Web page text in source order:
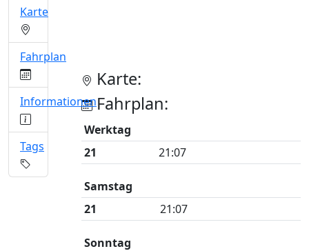
Karte:
Fahrplan:
Werktag
21
21:07
Samstag
21
21:07
Sonntag
Karte
Fahrplan
Informationen
Tags